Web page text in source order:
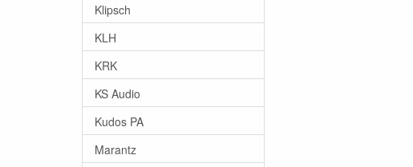
Klipsch
KLH
KRK
KS Audio
Kudos PA
Marantz